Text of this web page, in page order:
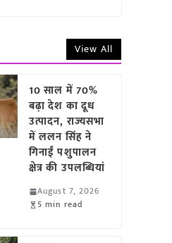
View All
10 साल में 70%
बढ़ा देश का दूध
उत्पादन, राज्यसभा
में ललन सिंह ने
गिनाईं पशुपालन
क्षेत्र की उपलब्धियां
August 7, 2026
5 min read